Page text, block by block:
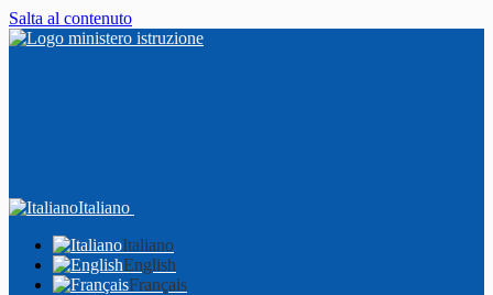
Salta al contenuto
Italiano
Italiano
English
Français